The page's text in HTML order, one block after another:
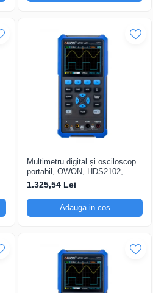
Multimetru digital și osciloscop
portabil, OWON, HDS2102,
200mV-1kV, 200mA-
1.325,54 Lei
Adauga in cos